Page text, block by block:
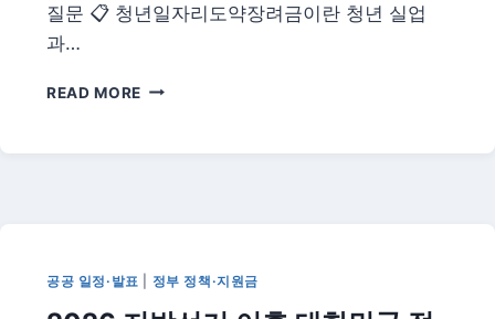
질문 📋 청년일자리도약장려금이란 청년 실업
과…
READ MORE 2026
일
장
려
공공 일정·발표 정부 정책·지원금